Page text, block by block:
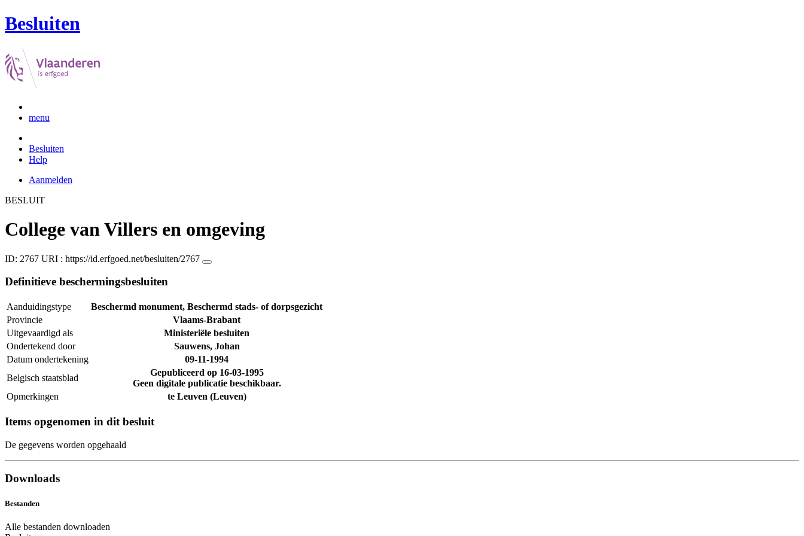
Besluiten
menu
Besluiten
Help
Aanmelden
BESLUIT
College van Villers en omgeving
ID: 2767 URI : https://id.erfgoed.net/besluiten/2767
Definitieve beschermingsbesluiten
Aanduidingstype
Beschermd monument, Beschermd stads- of dorpsgezicht
Provincie
Vlaams-Brabant
Uitgevaardigd als
Ministeriële besluiten
Ondertekend door
Sauwens, Johan
Datum ondertekening
09-11-1994
Belgisch staatsblad
Gepubliceerd op 16-03-1995
Geen digitale publicatie beschikbaar.
Opmerkingen
te Leuven (Leuven)
Items opgenomen in dit besluit
De gegevens worden opgehaald
Downloads
Bestanden
Alle bestanden downloaden